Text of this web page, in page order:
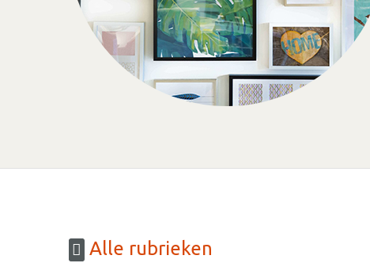
Alle rubrieken